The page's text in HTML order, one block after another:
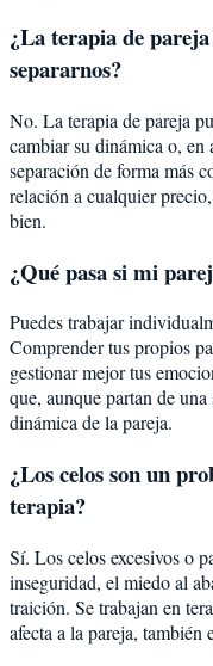
¿La terapia de
separarnos?
No. La terapia de pareja
cambiar su dinámica o, en
separación de forma más
relación a cualquier
bien.
¿Qué pasa si mi
Puedes trabajar
Comprender tus propios
gestionar mejor tus
que, aunque partan de
dinámica de la pareja.
¿Los celos son un
terapia?
Sí. Los celos excesivos o
inseguridad, el miedo al
traición. Se trabajan en
afecta a la pareja, también